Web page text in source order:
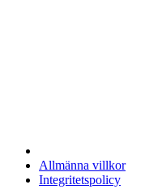
Allmänna villkor
Integritetspolicy